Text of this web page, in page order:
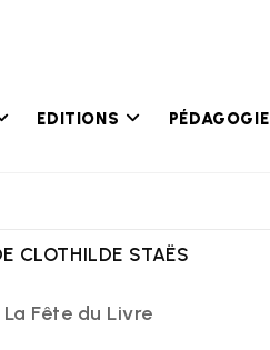
EDITIONS PÉDAGOGIE
CLOTHILDE STAËS
Fête du Livre